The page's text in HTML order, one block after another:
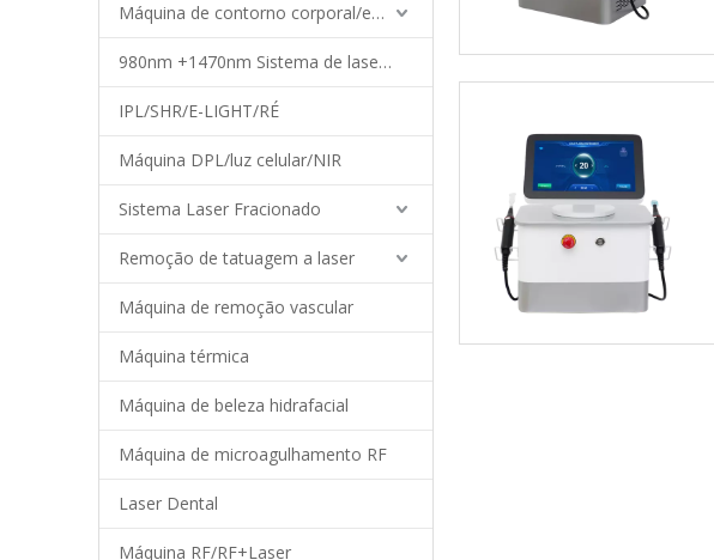
Máquina de contorno corporal/emagrecimento
980nm +1470nm Sistema de laser de diodo
IPL/SHR/E-LIGHT/RÉ
Máquina DPL/luz celular/NIR
Sistema Laser Fracionado
Remoção de tatuagem a laser
Máquina de remoção vascular
Máquina térmica
Máquina de beleza hidrafacial
Máquina de microagulhamento RF
Laser Dental
Máquina RF/RF+Laser